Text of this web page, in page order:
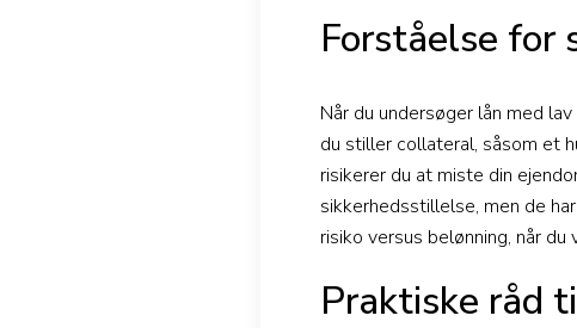
Forståelse for
Når du undersøger lån med
du stiller collateral, såsom et
risikerer du at miste din
sikkerhedsstillelse, men de
risiko versus belønning, når
Praktiske råd